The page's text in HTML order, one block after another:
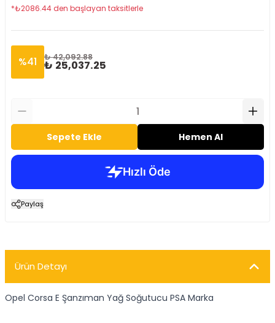
*₺2086.44 den başlayan taksitlerle
%41 ₺ 42,092.88
₺ 25,037.25
Sepete Ekle Hemen Al
Paylaş
Ürün Detayı
Opel Corsa E Şanzıman Yağ Soğutucu PSA Marka